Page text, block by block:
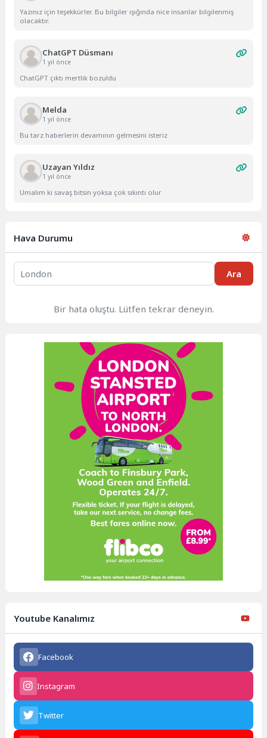
Yazınız için teşekkürler. Bu bilgiler ışığında nice insanlar bilgilenmiş
olacaktır.
ChatGPT Düsmanı
1 yıl önce
ChatGPT çıktı mertlik bozuldu
Melda
1 yıl önce
Bu tarz haberlerin devamının gelmesini isteriz
Uzayan Yıldız
1 yıl önce
Umalım ki savaş bitsin yoksa çok sıkıntı olur
Hava Durumu
Ara
Bir hata oluştu. Lütfen tekrar deneyin.
Youtube Kanalımız
Facebook
Instagram
Twitter